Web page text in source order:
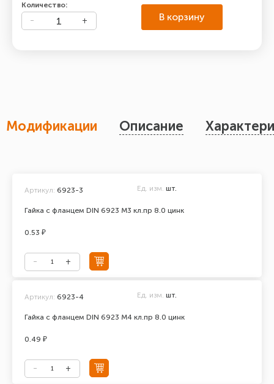
Количество:
В корзину
Модификации Описание
Гайка с фланцем DIN 6923 М3 кл.пр 8.0 цинк
Артикул: 6923-3 Ед. изм. шт.
0.53 ₽
Гайка с фланцем DIN 6923 М4 кл.пр 8.0 цинк
Артикул: 6923-4 Ед. изм. шт.
0.49 ₽